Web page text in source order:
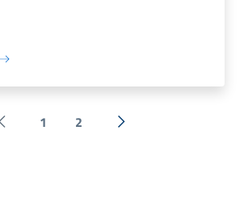
Pagina precedente
1 2 Successiva »